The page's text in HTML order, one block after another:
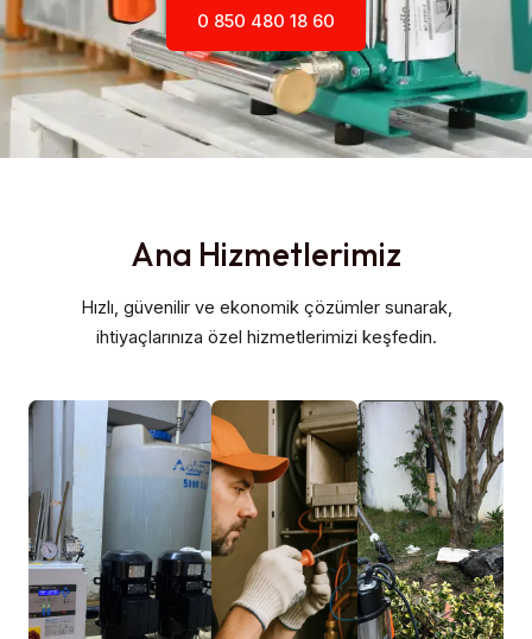
0 850 480 18 60
Ana Hizmetlerimiz
Hızlı, güvenilir ve ekonomik çözümler sunarak,
ihtiyaçlarınıza özel hizmetlerimizi keşfedin.